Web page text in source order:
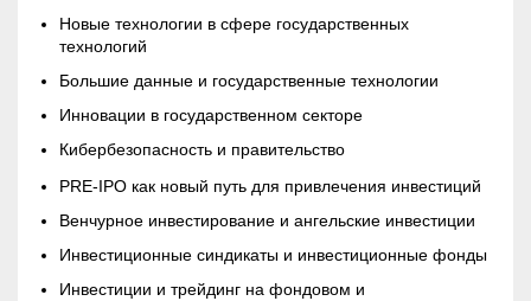
Новые технологии в сфере государственных
технологий
Большие данные и государственные технологии
Инновации в государственном секторе
Кибербезопасность и правительство
PRE-IPO как новый путь для привлечения инвестиций
Венчурное инвестирование и ангельские инвестиции
Инвестиционные синдикаты и инвестиционные фонды
Инвестиции и трейдинг на фондовом и